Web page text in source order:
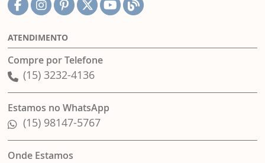
ATENDIMENTO
Compre por Telefone
(15) 3232-4136
Estamos no WhatsApp
(15) 98147-5767
Onde Estamos